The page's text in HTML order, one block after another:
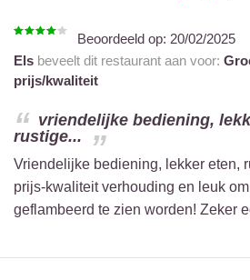
Beoordeeld op: 20/02/2025
Els beveelt dit restaurant aan voor:
prijs/kwaliteit
vriendelijke bediening,
rustige...
Vriendelijke bediening, lekker eten,
prijs-kwaliteit verhouding en leuk
geflambeerd te zien worden! Zeker